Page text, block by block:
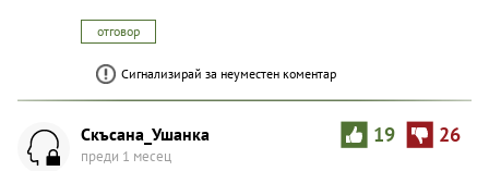
отговор
Сигнализирай за неуместен коментар
19 26
Скъсана_Ушанка
преди 1 месец